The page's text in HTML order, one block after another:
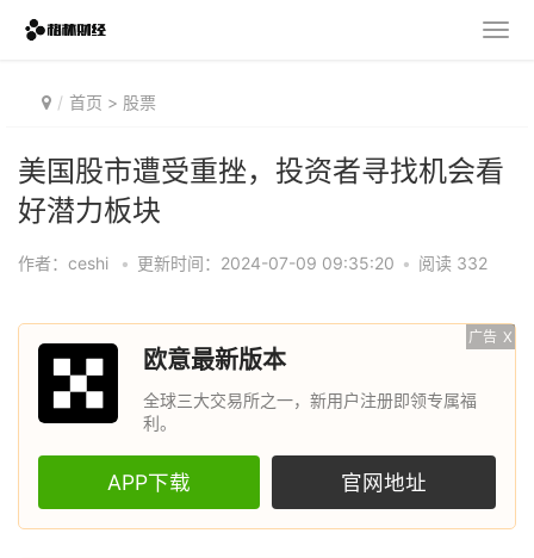
首页 > 股票
美国股市遭受重挫，投资者寻找机会看
好潜力板块
作者：ceshi • 更新时间：2024-07-09 09:35:20 • 阅读 332
广告 X
欧意最新版本
全球三大交易所之一，新用户注册即领专属福
利。
APP下载 官网地址